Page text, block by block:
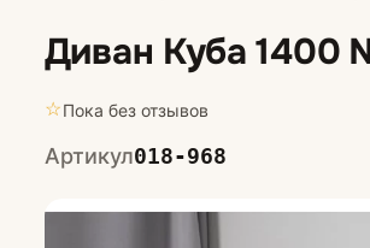
Диван Куба 1400
☆Пока без отзывов
Артикул018-968